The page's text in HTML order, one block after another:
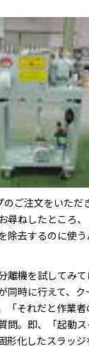
ご注文をいただ
尋ねしたところ
除去するのに使
離機を試してみ
同時に行えて、
「それだと作業
問。即、「起動
形化したスラッ